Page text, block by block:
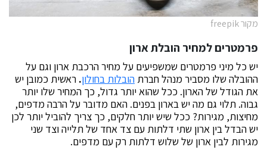
מקור freepik
פרמטרים למחיר הובלת ארון
יש כל מיני פרמטרים שמשפיעים על מחיר הרכבת ארון וגם על
ההובלה שלו מסביר מנהל חברת הובלות בחולון. ראשית כמובן יש
את הגודל של הארון. ככל שהוא יותר גדול, כך המחיר שלו יותר
גבוה. תלוי גם מה יש בארון בפנים. האם מדובר על הרבה מדפים,
מחיצות, מגירות? ככל שיש יותר חלקים, כך צריך להוביל יותר לכן
יש הבדל בין ארון שתי דלתות עם צד אחד של תלייה וצד שני
מגירות לבין ארון של שלוש דלתות רק עם מדפים.